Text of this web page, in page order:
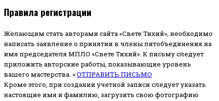
Правила регистрации
Желающим стать авторами сайта «Свете Тихий», необходимо
написать заявление о принятии в члены литобъединения на
имя председателя МПЛО «Свете Тихий». К письму следует
приложить авторские работы, показывающие уровень
вашего мастерства. »ОТПРАВИТЬ ПИСЬМО
Кроме этого, при создании учетной записи следует указать
настоящие имя и фамилию, загрузить свою фотографию